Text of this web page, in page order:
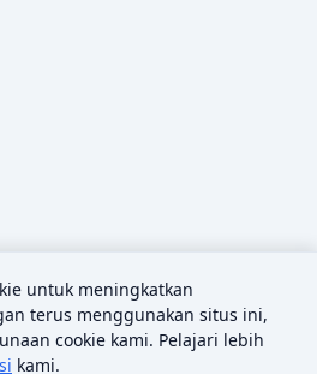
untuk meningkatkan
terus menggunakan situs ini,
cookie kami. Pelajari lebih
kami.